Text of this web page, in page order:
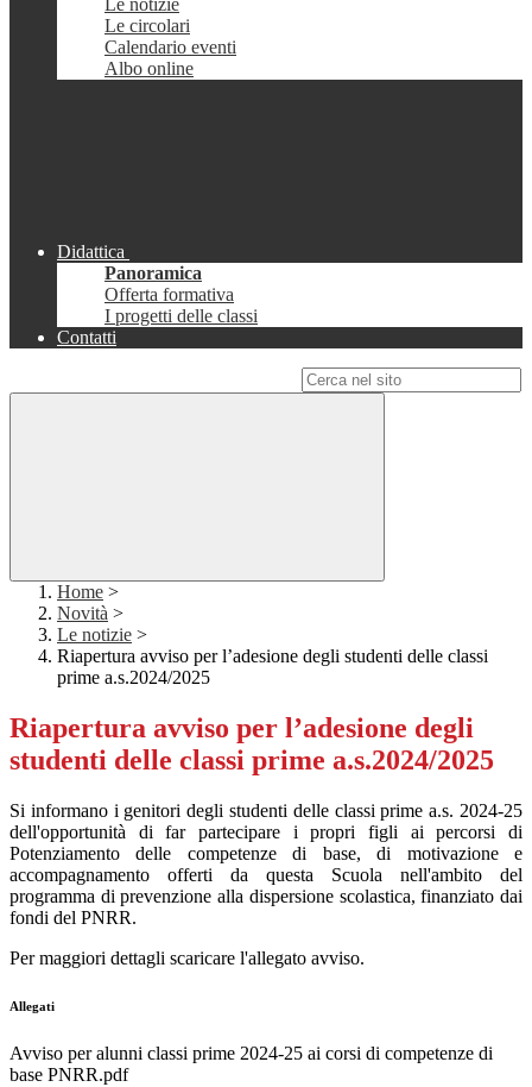
Le notizie
Le circolari
Calendario eventi
Albo online
Didattica
Panoramica
Offerta formativa
I progetti delle classi
Contatti
Home >
Novità >
Le notizie >
Riapertura avviso per l’adesione degli studenti delle classi
prime a.s.2024/2025
Riapertura avviso per l’adesione degli
studenti delle classi prime a.s.2024/2025
Si informano i genitori degli studenti delle classi prime a.s. 2024-25
dell'opportunità di far partecipare i propri figli ai percorsi di
Potenziamento delle competenze di base, di motivazione e
accompagnamento offerti da questa Scuola nell'ambito del
programma di prevenzione alla dispersione scolastica, finanziato dai
fondi del PNRR.
Per maggiori dettagli scaricare l'allegato avviso.
Allegati
Avviso per alunni classi prime 2024-25 ai corsi di competenze di
base PNRR.pdf